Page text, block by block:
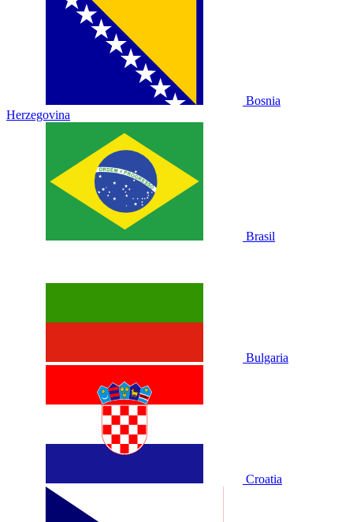
Bosnia
Herzegovina
Brasil
Bulgaria
Croatia